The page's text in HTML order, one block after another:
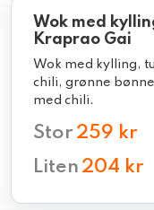
Wok med
Kraprao Gai
Wok med kylling,
chili, grønne
med chili.
Stor 259 kr
Liten 204 kr